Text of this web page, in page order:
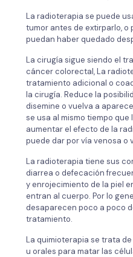
La radioterapia se puede
tumor antes de extirparlo, o
puedan haber quedado
La cirugía sigue siendo el
cáncer colorectal, La
tratamiento adicional o
la cirugía. Reduce la
disemine o vuelva a
se usa al mismo tiempo
aumentar el efecto de la
puede dar por vía venosa o
La radioterapia tiene sus
diarrea o defecación
y enrojecimiento de la piel
entran al cuerpo. Por lo
desaparecen poco a poco
tratamiento.
La quimioterapia se trata
u orales para matar las